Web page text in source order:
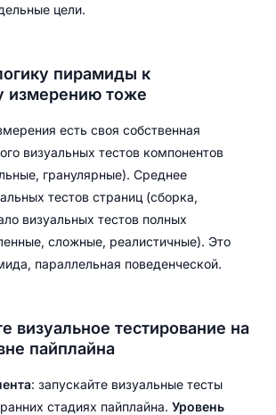
цели.
пирамиды к
измерению тоже
есть своя собственная
визуальных тестов компонентов
гранулярные). Среднее
тестов страниц (сборка,
визуальных тестов полных
сложные, реалистичные). Это
параллельная поведенческой.
визуальное тестирование на
пайплайна
: запускайте визуальные тесты
стадиях пайплайна. Уровень